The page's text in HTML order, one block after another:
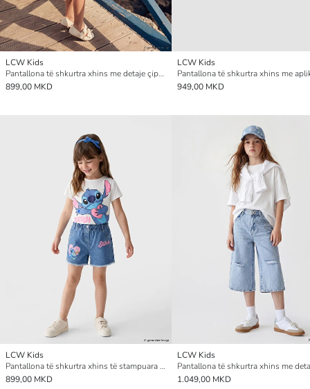
LCW Kids
Pantallona të shkurtra xhins me detaje çipke për vajza
899,00 MKD
LCW Kids
949,00 MKD
LCW Kids
Pantallona të shkurtra xhins të stampuara Lilo & Stitch për vajza
899,00 MKD
LCW Kids
1.049,00 MKD